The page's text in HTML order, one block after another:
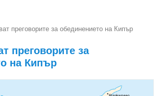
преговорите за обединението на Кипър
преговорите за
на Кипър